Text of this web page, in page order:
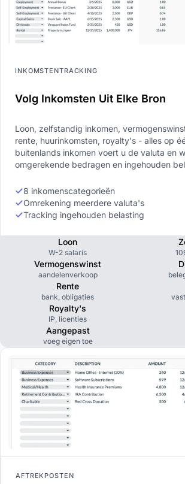
INKOMSTENTRACKING
Volg Inkomsten Uit Elke Bron
Loon, zelfstandig inkomen,
rente, huurinkomsten, royalty's - alles op
buitenlands inkomen voert u de valuta en
omgerekende bedragen en ingehouden
8 inkomenscategorieën
Omrekening meerdere valuta's
Tracking ingehouden belasting
Loon
W-2 salaris
Vermogenswinst
aandelenverkoop
Rente
bank, obligaties
Royalty's
IP, licenties
Aangepast
voeg eigen toe
AFTREKPOSTEN